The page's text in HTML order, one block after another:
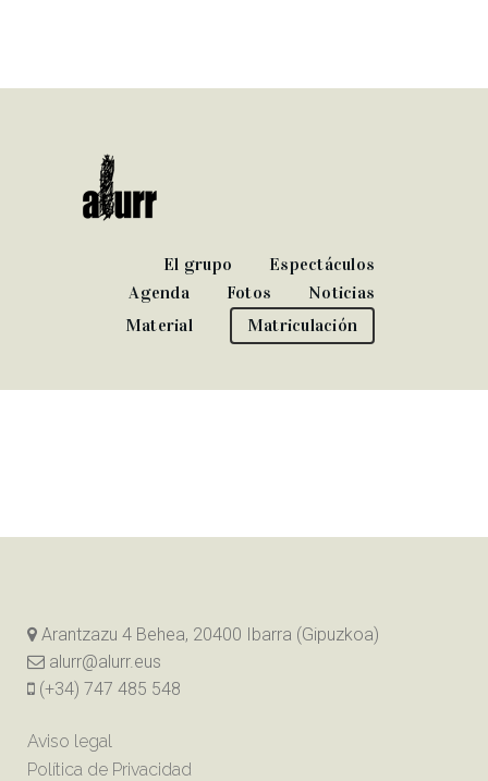
El grupo
Espectáculos
Agenda
Fotos
Noticias
Material
Matriculación
Arantzazu 4 Behea, 20400 Ibarra (Gipuzkoa)
alurr@alurr.eus
(+34) 747 485 548
Aviso legal
Política de Privacidad